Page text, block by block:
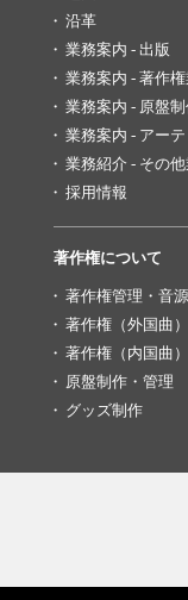
沿革
業務案内 - 出版
業務案内 - 著作
業務案内 - 原盤
業務案内 - アー
業務紹介 - その
採用情報
著作権について
著作権管理・音
著作権（外国曲）
著作権（内国曲）
原盤制作・管理
グッズ制作